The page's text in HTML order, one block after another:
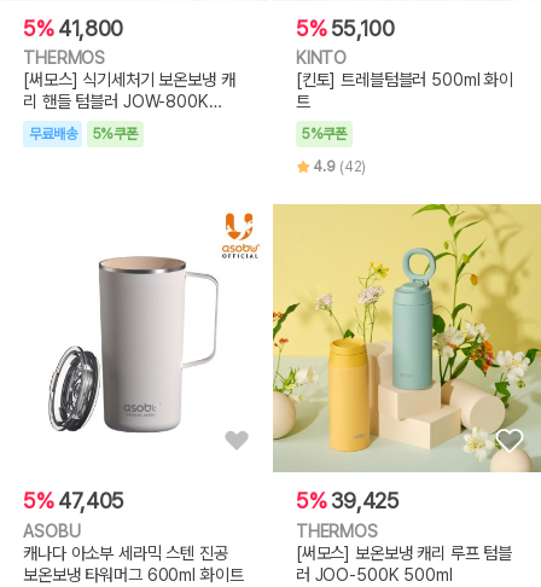
5% 41,800
THERMOS
[써모스] 식기세처기 보온보냉 캐
리 핸들 텀블러 JOW-800K
(800ml)
무료배송 5%쿠폰
5% 55,100
KINTO
[킨토] 트레블텀블러 500ml 화이
트
5%쿠폰
4.9 (42)
5% 47,405
ASOBU
캐나다 아소부 세라믹 스텐 진공
보온보냉 타워머그 600ml 화이트
5% 39,425
THERMOS
[써모스] 보온보냉 캐리 루프 텀블
러 JOO-500K 500ml